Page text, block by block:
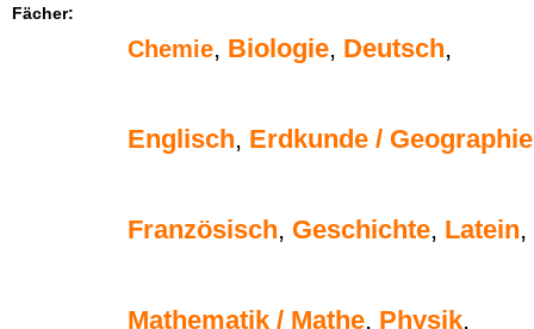
Fächer:
Chemie, Biologie, Deutsch,
Englisch, Erdkunde / Geographie
Französisch, Geschichte, Latein,
Mathematik / Mathe, Physik,